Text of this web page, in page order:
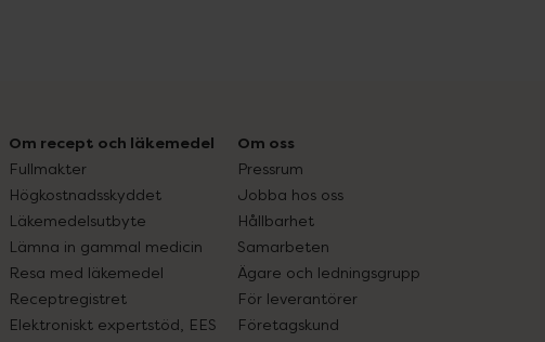
Om recept och läkemedel
Fullmakter
Högkostnadsskyddet
Läkemedelsutbyte
Lämna in gammal medicin
Resa med läkemedel
Receptregistret
Elektroniskt expertstöd, EES
Om oss
Pressrum
Jobba hos oss
Hållbarhet
Samarbeten
Ägare och ledningsgrupp
För leverantörer
Företagskund